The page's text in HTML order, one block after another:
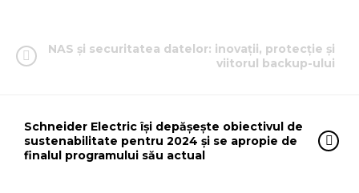
NAS și securitatea datelor: inovații, protecție și
viitorul backup-ului
Schneider Electric își depășește obiectivul de
sustenabilitate pentru 2024 și se apropie de
finalul programului său actual